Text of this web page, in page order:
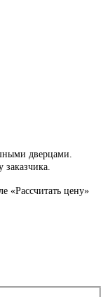
дверцами.
«Рассчитать цену»